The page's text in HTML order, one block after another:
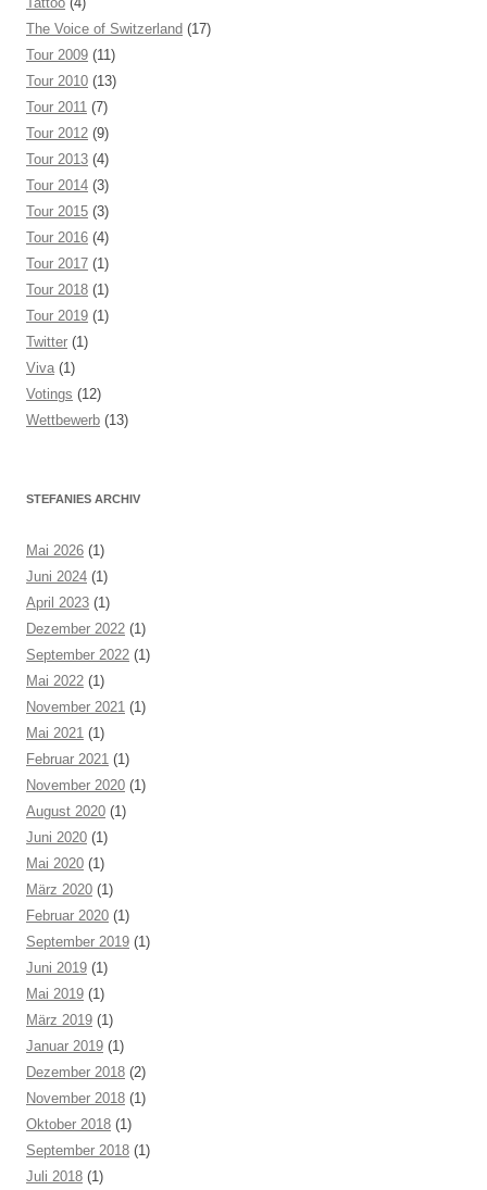
The Voice of Switzerland (17)
Tour 2009 (11)
Tour 2010 (13)
Tour 2011 (7)
Tour 2012 (9)
Tour 2013 (4)
Tour 2014 (3)
Tour 2015 (3)
Tour 2016 (4)
Tour 2017 (1)
Tour 2018 (1)
Tour 2019 (1)
Twitter (1)
Viva (1)
Votings (12)
Wettbewerb (13)
STEFANIES ARCHIV
Mai 2026 (1)
Juni 2024 (1)
April 2023 (1)
Dezember 2022 (1)
September 2022 (1)
Mai 2022 (1)
November 2021 (1)
Mai 2021 (1)
Februar 2021 (1)
November 2020 (1)
August 2020 (1)
Juni 2020 (1)
Mai 2020 (1)
März 2020 (1)
Februar 2020 (1)
September 2019 (1)
Juni 2019 (1)
Mai 2019 (1)
März 2019 (1)
Januar 2019 (1)
Dezember 2018 (2)
November 2018 (1)
Oktober 2018 (1)
September 2018 (1)
Juli 2018 (1)